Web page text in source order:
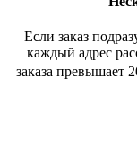
Если заказ
каждый адрес
заказа превышает